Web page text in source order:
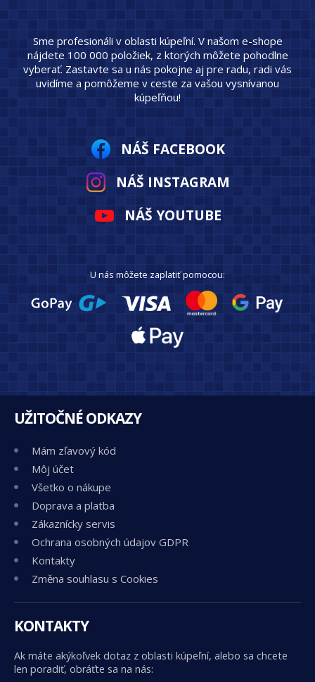
Sme profesionáli v oblasti kúpeľní. V našom e-shope
nájdete 100 000 položiek, z ktorých môžete pohodlne
vyberať. Zastavte sa u nás pokojne aj pre radu, radi vás
uvidíme a pomôžeme v ceste za vašou vysnívanou
kúpeľňou!
NÁŠ FACEBOOK
NÁŠ INSTAGRAM
NÁŠ YOUTUBE
U nás môžete zaplatiť pomocou:
UŽITOČNÉ ODKAZY
Mám zľavový kód
Môj účet
Všetko o nákupe
Doprava a platba
Zákaznícky servis
Ochrana osobných údajov GDPR
Kontakty
Změna souhlasu s Cookies
KONTAKTY
Ak máte akýkoľvek dotaz z oblasti kúpeľní, alebo sa chcete
len poradiť, obráťte sa na nás: